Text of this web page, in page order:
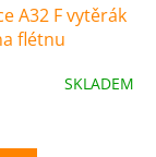
A32 F vytěrák
flétnu
SKLADEM